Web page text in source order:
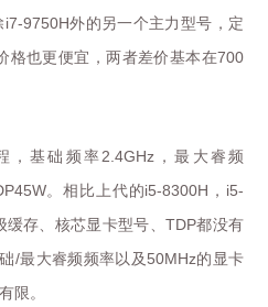
i7-9750H外的另一个主力型号，定
格也更便宜，两者差价基本在700
，基础频率2.4GHz ，最大睿频
。相比上代的i5-8300H ， i5-
缓存、核芯显卡型号、TDP都没有
/最大睿频频率以及50MHz的显卡
限。